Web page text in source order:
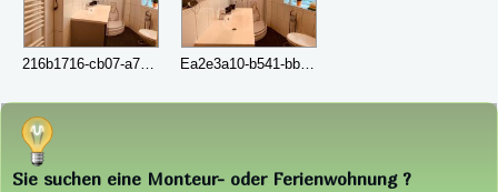
216b1716-cb07-a777-83c4-7b8ebad4f67f Ea2e3a10-b541-bb7a-e799-c925e44deb25
Sie suchen eine Monteur- oder Ferienwohnung ?